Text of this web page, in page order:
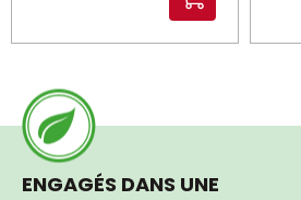
ENGAGÉS DANS UNE